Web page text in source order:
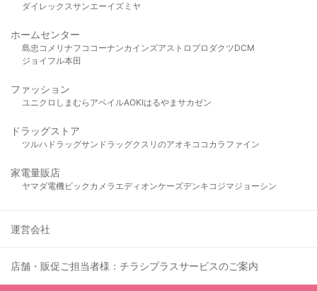
ダイレックスサンエーイズミヤ
ホームセンター
島忠 コメリ ナフコ コーナンカインズアストロプロダクツDCM
ジョイフル本田
ファッション
ユニクロ しまむら アベイルAOKIはるやま サカゼン
ドラッグストア
ツルハドラッグサンドラッグクスリのアオキ ココカラファイン
家電量販店
ヤマダ電機ビックカメラ エディオンケーズデンキ コジマジョーシン
運営会社
店舗・販促ご担当者様：チラシプラスサービスのご案内